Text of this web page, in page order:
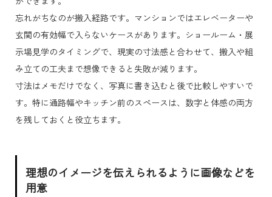
忘れがちなのが搬入経路です。マンションではエレベーターや
玄関の有効幅で入らないケースがあります。ショールーム・展
示場見学のタイミングで、現実の寸法感と合わせて、搬入や組
み立ての工夫まで想像できると失敗が減ります。
寸法はメモだけでなく、写真に書き込むと後で比較しやすいで
す。特に通路幅やキッチン前のスペースは、数字と体感の両方
を残しておくと役立ちます。
理想のイメージを伝えられるように画像などを
用意